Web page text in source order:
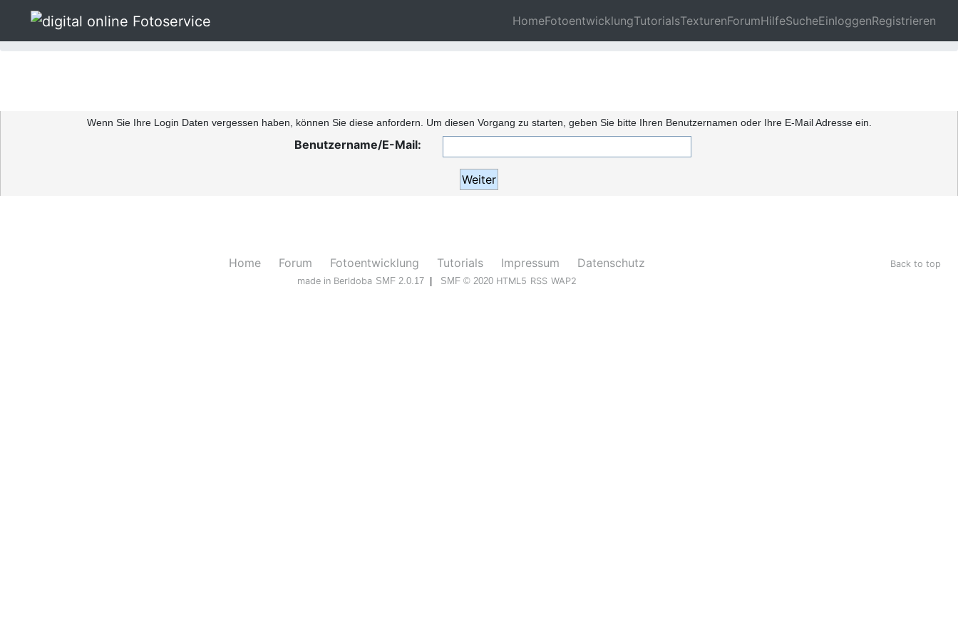
HomeFotoentwicklungTutorialsTexturenForumHilfeSucheEinloggenRegistrieren
Fotoservice
Wenn Sie Ihre Login Daten vergessen haben, können Sie diese anfordern. Um diesen Vorgang zu starten, geben Sie bitte Ihren Benutzernamen oder Ihre E-Mail Adresse ein.
Benutzername/E-Mail:
Home Forum Fotoentwicklung Tutorials Impressum Datenschutz
Back to top
made in Berldoba SMF 2.0.17| SMF © 2020 HTML5 RSS WAP2